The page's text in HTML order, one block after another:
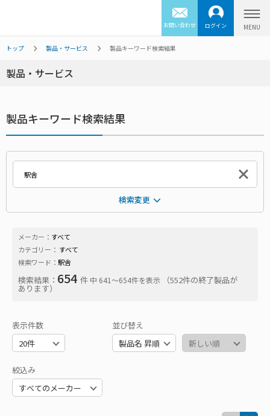
お問い合わせ ログイン
トップ 製品・サービス 製品キーワード検索結果
製品・サービス
製品キーワード検索結果
検索変更
メーカー： すべて
カテゴリー： すべて
検索ワード： 駅舎
検索結果： 654 件 中 641〜654件を表示 （552件の終了製品が
あります）
表示件数 並び替え
絞込み